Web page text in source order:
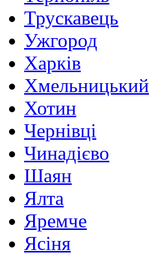
Трускавець
Ужгород
Харків
Хмельницький
Хотин
Чернівці
Чинадієво
Шаян
Ялта
Яремче
Ясіня